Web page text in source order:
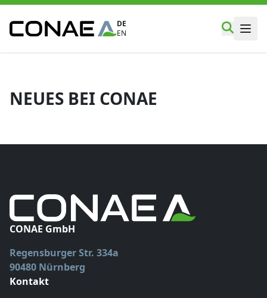
DE
EN
NEUES BEI CONAE
CONAE GmbH
Regensburger Str. 334a
90480 Nürnberg
Kontakt